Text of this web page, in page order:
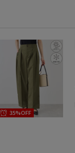
35%OFF